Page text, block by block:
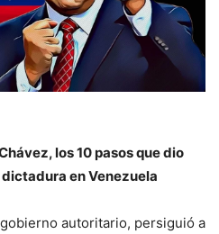
los 10 pasos que dio
en Venezuela
autoritario, persiguió a